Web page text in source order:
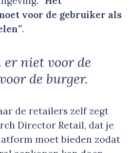
voor de gebruiker als
.
niet voor de
de burger.
de retailers zelf zegt
Director Retail, dat je
moet bieden zodat